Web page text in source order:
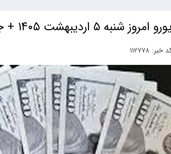
اردیبهشت ۱۴۰۵ + جدول
خبر: ۱۱۲۷۷۸